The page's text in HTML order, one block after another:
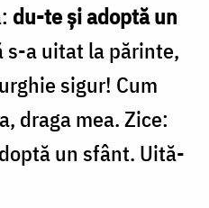
du-te și adoptă un
s-a uitat la părinte,
sigur! Cum
draga mea. Zice:
un sfânt. Uită-